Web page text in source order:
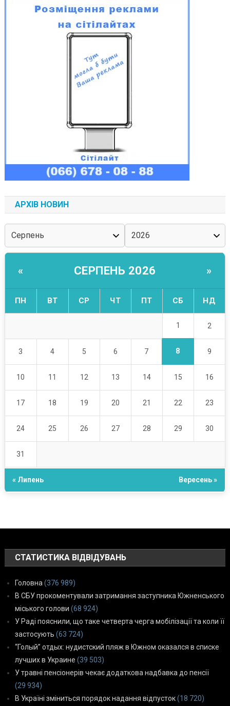
АРХІВ НОВИН
« СЕРПЕНЬ 2026 »
ПН ВТ СР ЧТ ПТ СБ НД
1 2
3 4 5 6 7 8 9
10 11 12 13 14 15 16
17 18 19 20 21 22 23
24 25 26 27 28 29 30
31
« Липень Вересень »
СТАТИСТИКА ВІДВІДУВАНЬ
Головна (376 989)
В СБУ прокоментували затримання заступника Южненського
міського голови (68 924)
У Раді пояснили, що таке четверта черга мобілізації та коли її
застосують (63 724)
“Голый” отдых: нудистский пляж в Южном оказался в списке
лучших в Украине (39 503)
У травні пенсіонерів чекає додаткова надбавка до пенсії
(29 934)
В Україні зміниться порядок надання відпусток(18 720)